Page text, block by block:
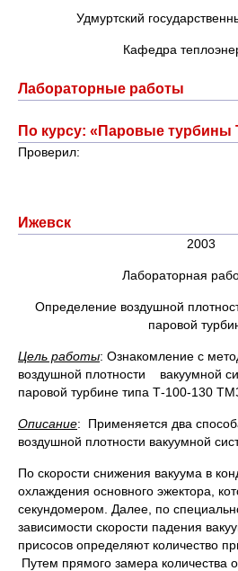
Удмуртский
Кафедра
Лабораторные работы
По курсу: «Паровые
Проверил:
ст.
Ижевск
2003
Лабораторная
Определение воздушной
паровой
Цель работы: Ознакомление с
воздушной плотности вакуумной
паровой турбине типа Т-100-130
Описание: Применяется два
воздушной плотности вакуумной
По скорости снижения вакуума в
охлаждения основного эжектора,
секундомером. Далее, по
зависимости скорости падения
присосов определяют количество
Путем прямого замера количества